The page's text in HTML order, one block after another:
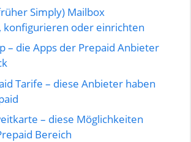
Simply) Mailbox
konfigurieren oder einrichten
– die Apps der Prepaid Anbieter
Tarife – diese Anbieter haben
– diese Möglichkeiten
Bereich